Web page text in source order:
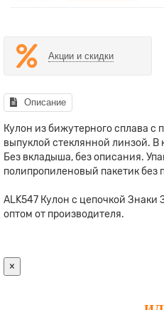
Акции и скидки
Описание
Кулон из бижутерного сплава с
выпуклой стеклянной линзой. В
Без вкладыша, без описания.
полипропиленовый пакетик без
ALK547 Кулон с цепочкой Знаки
оптом от производителя.
×